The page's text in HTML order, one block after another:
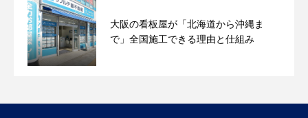
大阪の看板屋が「北海道から沖縄ま
で」全国施工できる理由と仕組み